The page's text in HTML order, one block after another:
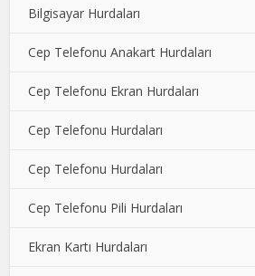
Bilgisayar Hurdaları
Cep Telefonu Anakart Hurdaları
Cep Telefonu Ekran Hurdaları
Cep Telefonu Hurdaları
Cep Telefonu Hurdaları
Cep Telefonu Pili Hurdaları
Ekran Kartı Hurdaları